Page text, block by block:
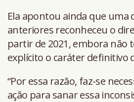
Ela apontou ainda que uma
anteriores reconheceu o
partir de 2021, embora não
explícito o caráter definitivo
“Por essa razão, faz-se
ação para sanar essa